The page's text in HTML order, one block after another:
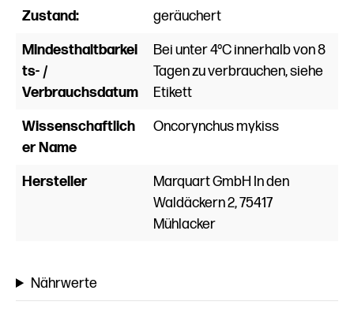
Zustand: geräuchert
Mindesthaltbarkei
ts- /
Verbrauchsdatum
Bei unter 4°C innerhalb von 8
Tagen zu verbrauchen, siehe
Etikett
Wissenschaftlich
er Name
Oncorynchus mykiss
Hersteller
Marquart GmbH In den
Waldäckern 2, 75417
Mühlacker
Nährwerte